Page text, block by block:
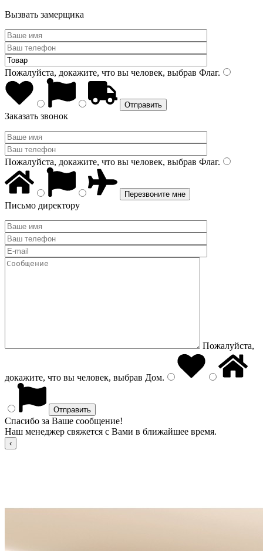
Вызвать замерщика
Пожалуйста, докажите, что вы человек, выбрав Флаг.
Заказать звонок
Пожалуйста, докажите, что вы человек, выбрав Флаг.
Письмо директору
Пожалуйста,
докажите, что вы человек, выбрав Дом.
Спасибо за Ваше сообщение!
Наш менеджер свяжется с Вами в ближайшее время.